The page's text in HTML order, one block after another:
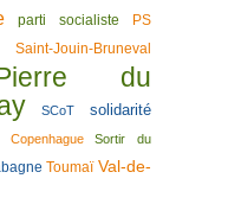
parti socialiste PS
Saint-Jouin-Bruneval
Pierre du
SCoT solidarité
Sortir du
Toumaï Val-de-